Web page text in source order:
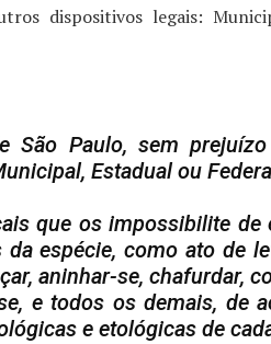
dispositivos legais:
Paulo, sem
Estadual ou
que os impossibilite de
espécie, como ato de
aninhar-se, chafurdar,
e todos os demais, de
e etológicas de